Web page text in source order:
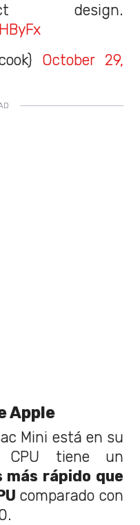
design.
October 29,
Apple
Mini está en su
tiene un
más rápido que
comparado con